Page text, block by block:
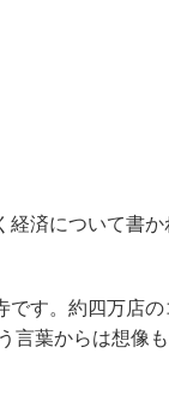
済について書
す。約四万店の
言葉からは想像